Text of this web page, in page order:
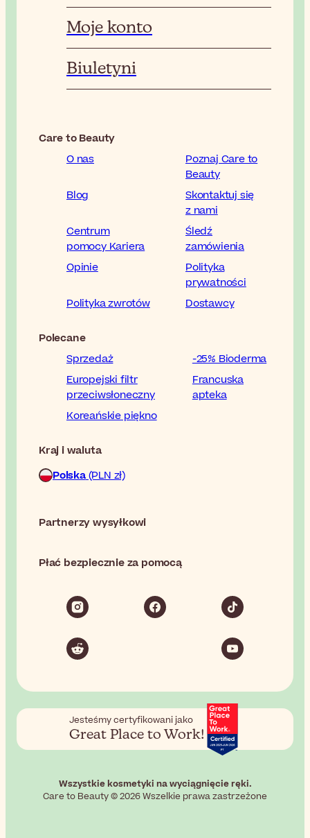
Moje konto
Biuletyni
Care to Beauty
O nas
Poznaj Care to
Beauty
Blog
Skontaktuj się
z nami
Centrum
pomocy Kariera
Śledź
zamówienia
Opinie
Polityka
prywatności
Polityka zwrotów
Dostawcy
Polecane
Sprzedaż
-25% Bioderma
Europejski filtr
przeciwsłoneczny
Francuska
apteka
Koreańskie piękno
Kraj i waluta
Polska(PLN zł)
Partnerzy wysyłkowi
Płać bezpiecznie za pomocą
Jesteśmy certyfikowani jako
Great Place to Work!
Wszystkie kosmetyki na wyciągnięcie ręki.
Care to Beauty © 2026 Wszelkie prawa zastrzeżone